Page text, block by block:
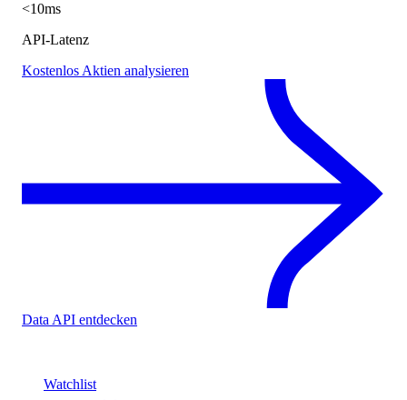
<10ms
API-Latenz
Kostenlos Aktien analysieren
Data API entdecken
Watchlist